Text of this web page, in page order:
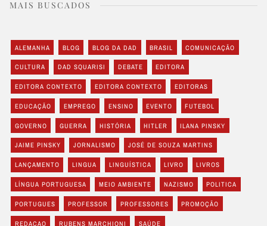
MAIS BUSCADOS
ALEMANHA BLOG BLOG DA DAD BRASIL COMUNICAÇÃO
CULTURA DAD SQUARISI DEBATE EDITORA
EDITORA CONTEXTO EDITORA CONTEXTO EDITORAS
EDUCAÇÃO EMPREGO ENSINO EVENTO FUTEBOL
GOVERNO GUERRA HISTÓRIA HITLER ILANA PINSKY
JAIME PINSKY JORNALISMO JOSÉ DE SOUZA MARTINS
LANÇAMENTO LINGUA LINGUÍSTICA LIVRO LIVROS
LÍNGUA PORTUGUESA MEIO AMBIENTE NAZISMO POLITICA
PORTUGUES PROFESSOR PROFESSORES PROMOÇÃO
REDACAO RUBENS MARCHIONI SAÚDE